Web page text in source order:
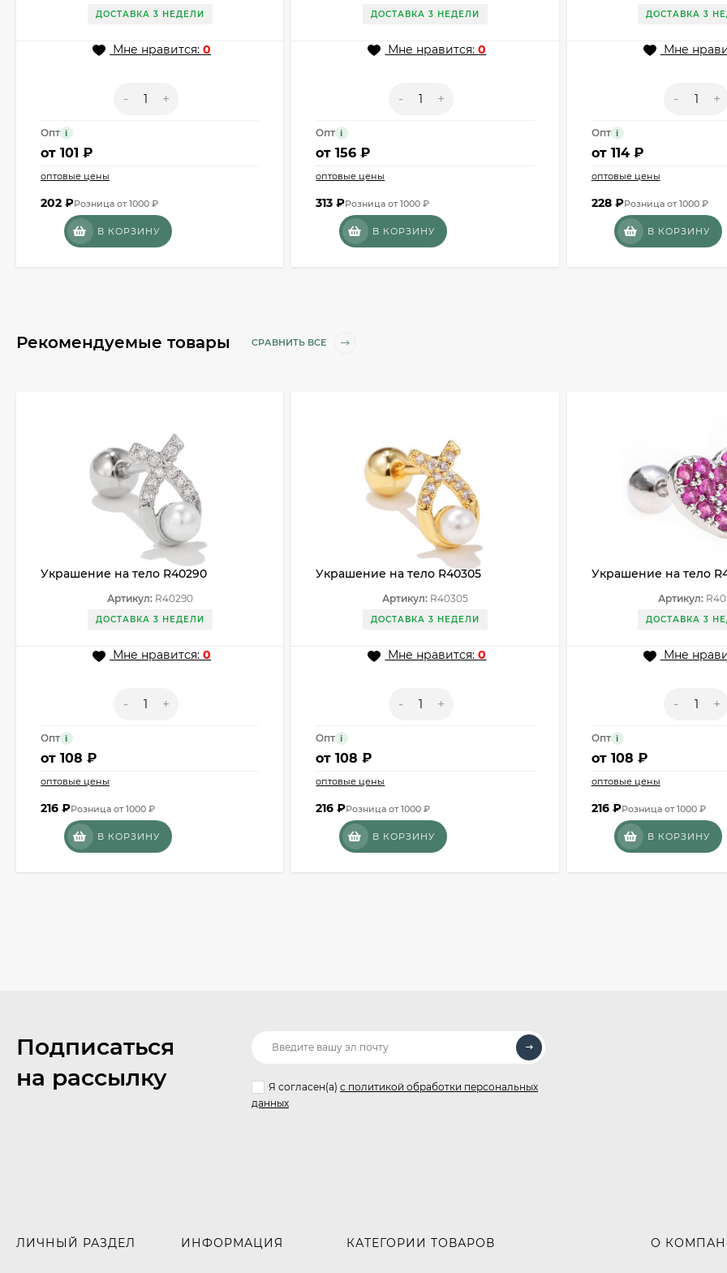
ДОСТАВКА 3 НЕДЕЛИ
Мне нравится:0
- +
Опт i
от 101 ₽
оптовые цены
202 ₽Розница от 1000 ₽
В КОРЗИНУ
ДОСТАВКА 3 НЕДЕЛИ
Мне нравится:0
- +
Опт i
от156 ₽
оптовые цены
313₽Розница от 1000 ₽
В КОРЗИНУ
ДОСТАВКА 3
Мне
- +
Опт i
от 114 ₽
оптовые цены
228 ₽Розница от 1000 ₽
В КОРЗИНУ
Рекомендуемые товары СРАВНИТЬ ВСЕ
Украшение на тело R40290
Артикул:R40290
ДОСТАВКА 3 НЕДЕЛИ
Мне нравится:0
- +
Опт i
от 108 ₽
оптовые цены
216 ₽Розница от 1000 ₽
В КОРЗИНУ
Украшение на тело R40305
Артикул:R40305
ДОСТАВКА 3 НЕДЕЛИ
Мне нравится:0
- +
Опт i
от108 ₽
оптовые цены
216₽Розница от 1000 ₽
В КОРЗИНУ
Украшение на тело
Артикул:
ДОСТАВКА 3
Мне
- +
Опт i
от 108 ₽
оптовые цены
216 ₽Розница от 1000 ₽
В КОРЗИНУ
Подписаться
на рассылку
Я согласен(a) с политикой обработки персональных
данных
ЛИЧНЫЙ РАЗДЕЛ ИНФОРМАЦИЯ КАТЕГОРИИ ТОВАРОВ О